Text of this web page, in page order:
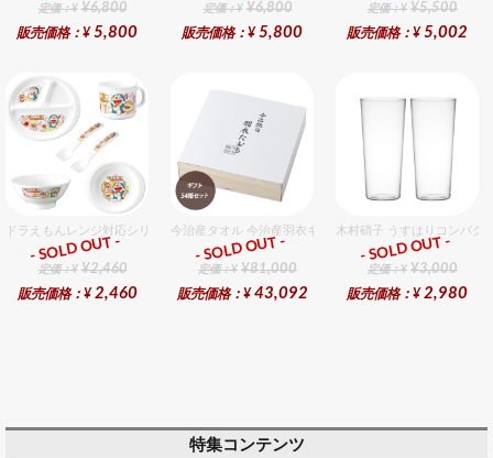
定価：¥ ¥6,800
販売価格：¥ 5,800
定価：¥ ¥6,800
販売価格：¥ 5,800
定価：¥ ¥5,500
販売価格：¥ 5,002
ドラえもんレンジ対応シリーズセット セット販売商品です。
ギフト
定価：¥ ¥2,460
販売価格：¥ 2,460
- SOLD OUT -
今治産タオル 今治産羽衣ギフトフェイスタオル 54個入セ
ギフト
定価：¥ ¥81,000
販売価格：¥ 43,092
- SOLD OUT -
木村硝子 うすはりコンパク
ギフト
定価：¥ ¥3,000
販売価格：¥ 2,980
- SOLD OUT -
特集コンテンツ